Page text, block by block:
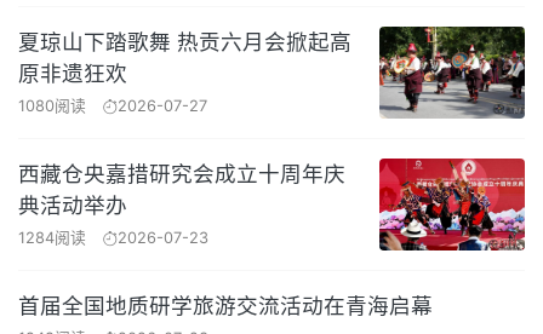
夏琼山下踏歌舞 热贡六月会掀起高
原非遗狂欢
1080阅读 2026-07-27
西藏仓央嘉措研究会成立十周年庆
典活动举办
1284阅读 2026-07-23
首届全国地质研学旅游交流活动在青海启幕